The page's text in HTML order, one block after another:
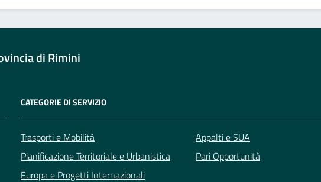
di Rimini
CATEGORIE DI SERVIZIO
Trasporti e Mobilità
Pianificazione Territoriale e Urbanistica
Europa e Progetti Internazionali
Appalti e SUA
Pari Opportunità